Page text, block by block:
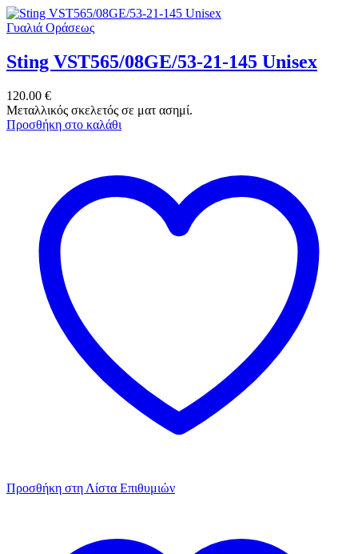
Γυαλιά Οράσεως
Sting VST565/08GE/53-21-145 Unisex
120.00 €
Μεταλλικός σκελετός σε ματ ασημί.
Προσθήκη στο καλάθι
Προσθήκη στη Λίστα Επιθυμιών